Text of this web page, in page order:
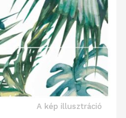
A kép illusztráció